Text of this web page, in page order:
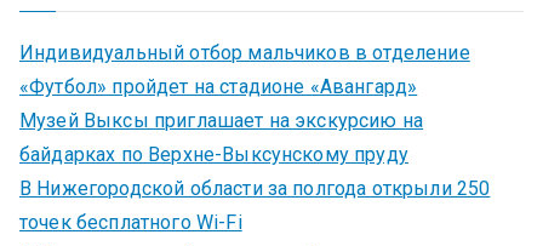
Индивидуальный отбор мальчиков в отделение
«Футбол» пройдет на стадионе «Авангард»
Музей Выксы приглашает на экскурсию на
байдарках по Верхне-Выксунскому пруду
В Нижегородской области за полгода открыли 250
точек бесплатного Wi-Fi